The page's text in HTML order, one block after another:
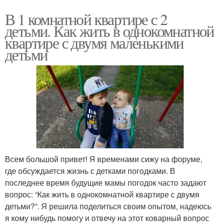
В 1 комнатной квартире с 2
детьми. Как жить в однокомнатной
квартире с двумя маленькими
детьми
Всем большой привет! Я временами сижу на форуме,
где обсуждается жизнь с детками погодками. В
последнее время будущие мамы погодок часто задают
вопрос: “Как жить в однокомнатной квартире с двумя
детьми?”. Я решила поделиться своим опытом, надеюсь
я кому нибудь помогу и отвечу на этот коварный вопрос